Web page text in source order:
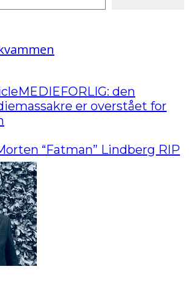
vammen
MEDIEFORLIG: den
er overstået for
“Fatman” Lindberg RIP